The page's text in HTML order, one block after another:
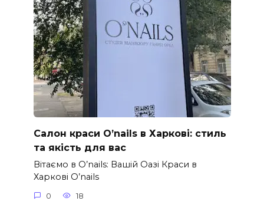
Салон краси O’nails в Харкові: стиль
та якість для вас
Вітаємо в O’nails: Вашій Оазі Краси в
Харкові O’nails
0 18